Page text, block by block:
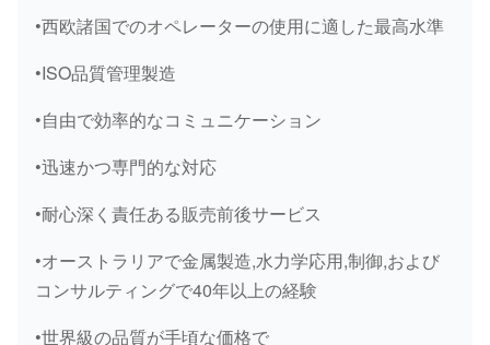
•西欧諸国でのオペレーターの使用に適した最高水準
•ISO品質管理製造
•自由で効率的なコミュニケーション
•迅速かつ専門的な対応
•耐心深く責任ある販売前後サービス
•オーストラリアで金属製造,水力学応用,制御,および
コンサルティングで40年以上の経験
•世界級の品質が手頃な価格で